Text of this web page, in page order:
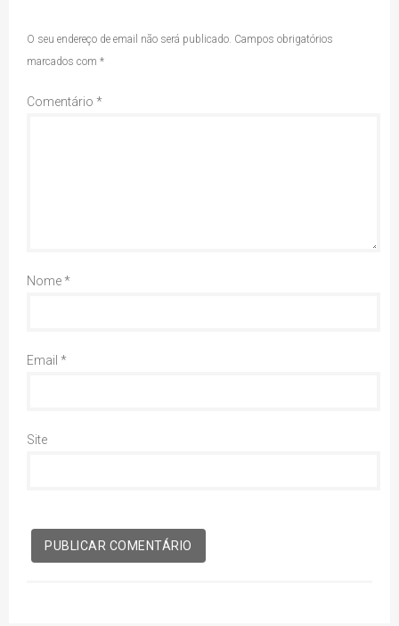
O seu endereço de email não será publicado. Campos obrigatórios
marcados com *
Comentário *
Nome*
Email *
Site